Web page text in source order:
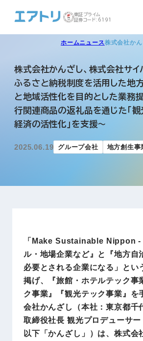
東証プライム
証券コード:6191
ホームニュース株式会社か
株式会社かんざし、株式会社サイ
ふるさと納税制度を活用した地
と地域活性化を目的とした業務
行関連商品の返礼品を通じた「観
経済の活性化」を支援～
2025.06.19 グループ会社 地方創生事
「Make Sustainable Nippon -
ル・地場企業など』と『地方自
必要とされる企業になる」とい
掲げ、『旅館・ホテルテック事
ク事業』『観光テック事業』を
会社かんざし（本社：東京都千
取締役社長 観光プロデューサー
以下「かんざし」）は、株式会